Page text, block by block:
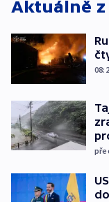
Aktuálně